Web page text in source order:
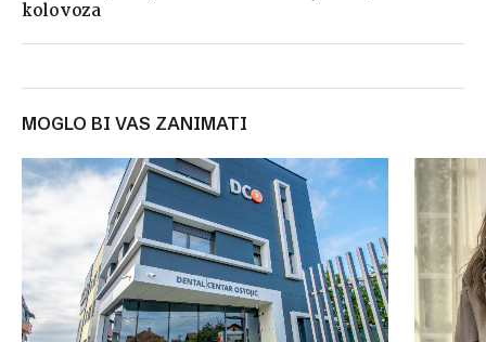
kolovoza
MOGLO BI VAS ZANIMATI